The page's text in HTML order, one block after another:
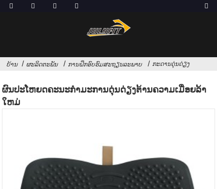
ບ້ານ ຜະລິດຕະພັນ ການຝຶກອົບຮົມສະຖຽນລະພາບ ກະດານດຸ່ນດ່ຽງ
ຜົນປະໂຫຍດຄະນະກໍາມະການດຸ່ນດ່ຽງຕ້ານຄວາມເມື່ອຍລ້າ
ໃຫມ່